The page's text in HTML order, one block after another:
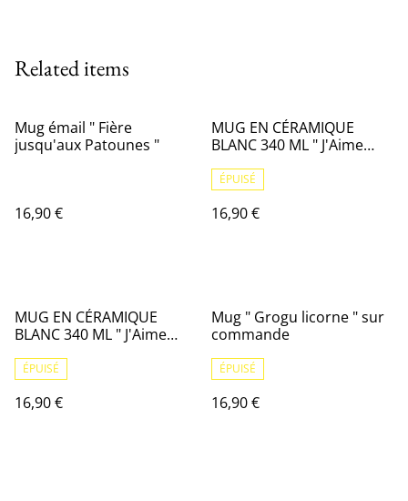
Related items
Mug émail " Fière
jusqu'aux Patounes "
16,90 €
MUG EN CÉRAMIQUE
BLANC 340 ML " J'Aime
ÉPUISÉ
16,90 €
MUG EN CÉRAMIQUE
BLANC 340 ML " J'Aime
ÉPUISÉ
16,90 €
Mug " Grogu licorne " sur
commande
ÉPUISÉ
16,90 €